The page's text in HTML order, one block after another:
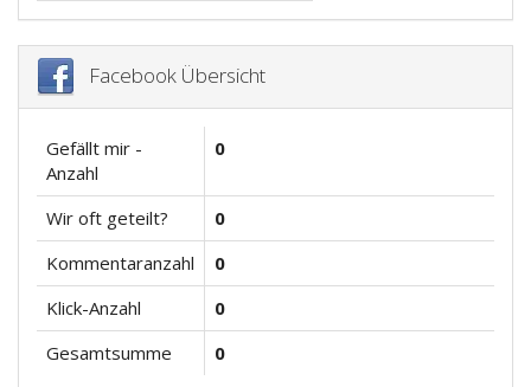
Facebook Übersicht
Gefällt mir -
Anzahl
0
Wir oft geteilt?
0
Kommentaranzahl
0
Klick-Anzahl
0
Gesamtsumme
0